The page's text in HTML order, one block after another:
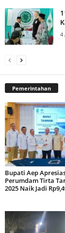
4
Pemerintahan
Bupati Aep
Perumdam Tirta
2025 Naik Jadi